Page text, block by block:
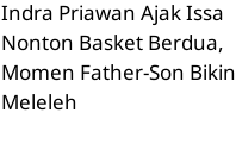
Indra Priawan Ajak Issa
Nonton Basket Berdua,
Momen Father-Son Bikin
Meleleh